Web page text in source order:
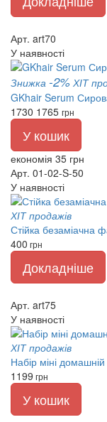
Арт. art70
У наявності
Знижка -2% ХІТ
GKhair Serum
1730 1765 грн
У кошик
економія 35 грн
Арт. 01-02-S-50
У наявності
ХІТ продажів
Стійка безаміачна
400 грн
Докладніше
Арт. art75
У наявності
ХІТ продажів
Набір міні
1199 грн
У кошик